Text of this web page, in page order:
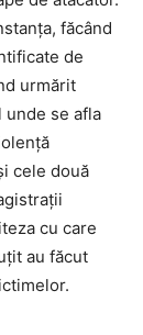
făcând
de
urmărit
unde se afla
cele două
cu care
au făcut